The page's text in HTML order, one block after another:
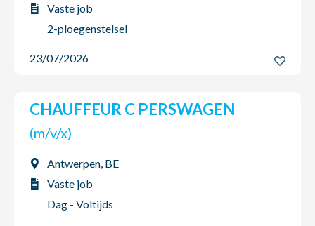
Vaste job
2-ploegenstelsel
23/07/2026
CHAUFFEUR C PERSWAGEN
(m/v/x)
Antwerpen, BE
Vaste job
Dag - Voltijds